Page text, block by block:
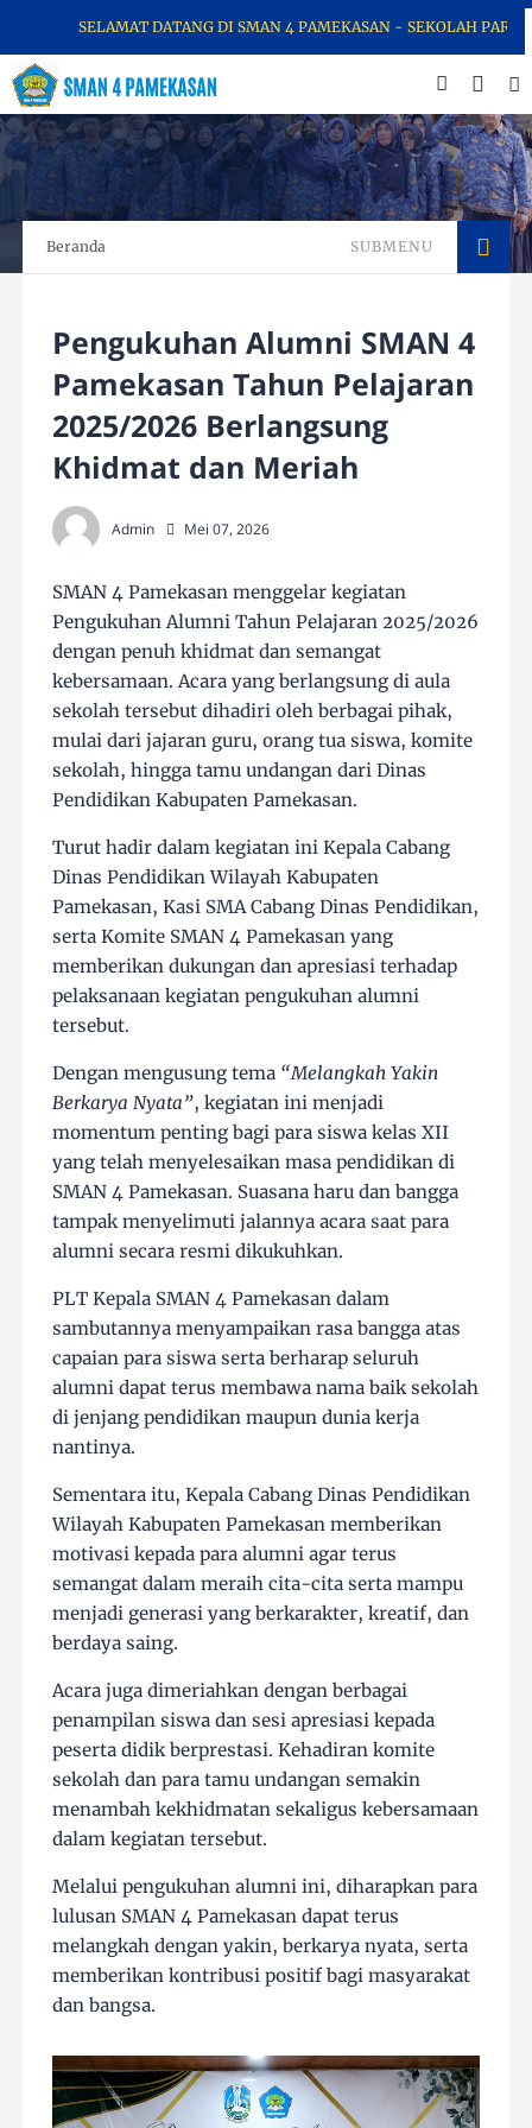
SELAMAT DATANG DI SMAN 4 PAMEKASAN - SEKOLAH PARA
Beranda SUBMENU
Pengukuhan Alumni SMAN 4
Pamekasan Tahun Pelajaran
2025/2026 Berlangsung
Khidmat dan Meriah
Admin Mei 07, 2026
SMAN 4 Pamekasan menggelar kegiatan
Pengukuhan Alumni Tahun Pelajaran 2025/2026
dengan penuh khidmat dan semangat
kebersamaan. Acara yang berlangsung di aula
sekolah tersebut dihadiri oleh berbagai pihak,
mulai dari jajaran guru, orang tua siswa, komite
sekolah, hingga tamu undangan dari Dinas
Pendidikan Kabupaten Pamekasan.
Turut hadir dalam kegiatan ini Kepala Cabang
Dinas Pendidikan Wilayah Kabupaten
Pamekasan, Kasi SMA Cabang Dinas Pendidikan,
serta Komite SMAN 4 Pamekasan yang
memberikan dukungan dan apresiasi terhadap
pelaksanaan kegiatan pengukuhan alumni
tersebut.
Dengan mengusung tema “Melangkah Yakin
Berkarya Nyata”, kegiatan ini menjadi
momentum penting bagi para siswa kelas XII
yang telah menyelesaikan masa pendidikan di
SMAN 4 Pamekasan. Suasana haru dan bangga
tampak menyelimuti jalannya acara saat para
alumni secara resmi dikukuhkan.
PLT Kepala SMAN 4 Pamekasan dalam
sambutannya menyampaikan rasa bangga atas
capaian para siswa serta berharap seluruh
alumni dapat terus membawa nama baik sekolah
di jenjang pendidikan maupun dunia kerja
nantinya.
Sementara itu, Kepala Cabang Dinas Pendidikan
Wilayah Kabupaten Pamekasan memberikan
motivasi kepada para alumni agar terus
semangat dalam meraih cita-cita serta mampu
menjadi generasi yang berkarakter, kreatif, dan
berdaya saing.
Acara juga dimeriahkan dengan berbagai
penampilan siswa dan sesi apresiasi kepada
peserta didik berprestasi. Kehadiran komite
sekolah dan para tamu undangan semakin
menambah kekhidmatan sekaligus kebersamaan
dalam kegiatan tersebut.
Melalui pengukuhan alumni ini, diharapkan para
lulusan SMAN 4 Pamekasan dapat terus
melangkah dengan yakin, berkarya nyata, serta
memberikan kontribusi positif bagi masyarakat
dan bangsa.